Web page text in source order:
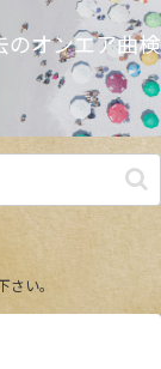
のオンエア曲検
さい。